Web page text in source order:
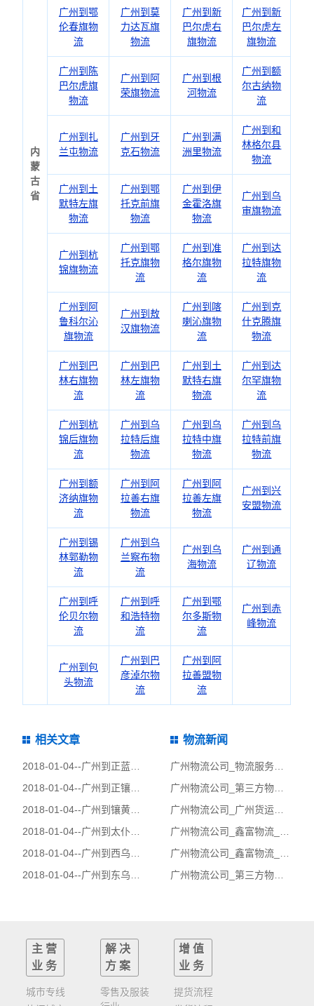
内
蒙
古
省
广州到鄂
伦春旗物
流
广州到莫
力达瓦旗
物流
广州到新
巴尔虎右
旗物流
广州到新
巴尔虎左
旗物流
广州到陈
巴尔虎旗
物流
广州到阿
荣旗物流
广州到根
河物流
广州到额
尔古纳物
流
广州到扎
兰屯物流
广州到牙
克石物流
广州到满
洲里物流
广州到和
林格尔县
物流
广州到土
默特左旗
物流
广州到鄂
托克前旗
物流
广州到伊
金霍洛旗
物流
广州到乌
审旗物流
广州到杭
锦旗物流
广州到鄂
托克旗物
流
广州到准
格尔旗物
流
广州到达
拉特旗物
流
广州到阿
鲁科尔沁
旗物流
广州到敖
汉旗物流
广州到喀
喇沁旗物
流
广州到克
什克腾旗
物流
广州到巴
林右旗物
流
广州到巴
林左旗物
流
广州到土
默特右旗
物流
广州到达
尔罕旗物
流
广州到杭
锦后旗物
流
广州到乌
拉特后旗
物流
广州到乌
拉特中旗
物流
广州到乌
拉特前旗
物流
广州到额
济纳旗物
流
广州到阿
拉善右旗
物流
广州到阿
拉善左旗
物流
广州到兴
安盟物流
广州到锡
林郭勒物
流
广州到乌
兰察布物
流
广州到乌
海物流
广州到通
辽物流
广州到呼
伦贝尔物
流
广州到呼
和浩特物
流
广州到鄂
尔多斯物
流
广州到赤
峰物流
广州到包
头物流
广州到巴
彦淖尔物
流
广州到阿
拉善盟物
流
相关文章
2018-01-04--广州到正蓝旗物流公司|广州到正蓝旗货运公司
2018-01-04--广州到正镶白旗物流公司|广州到正镶白旗货运公司
2018-01-04--广州到镶黄旗物流公司|广州到镶黄旗货运公司
2018-01-04--广州到太仆寺旗物流公司|广州到太仆寺旗货运公司
2018-01-04--广州到西乌珠穆沁旗物流公司|广州到西乌珠穆沁旗货运公司
2018-01-04--广州到东乌珠穆沁旗物流公司|广州到东乌珠穆沁旗货运公司
物流新闻
广州物流公司_物流服务持续改进的意义!
广州物流公司_第三方物流项目运作过程监控!
广州物流公司_广州货运公司_广州物流_业务外包的发展趋势！
广州物流公司_鑫富物流_第三方物流流通加工服务!
广州物流公司_鑫富物流_第三方物流仓储和供应链管理!
广州物流公司_第三方物流运输成本和定价分析_鑫富物流公司
主营
业务
城市专线
解决
方案
零售及服装
增值
业务
提货流程